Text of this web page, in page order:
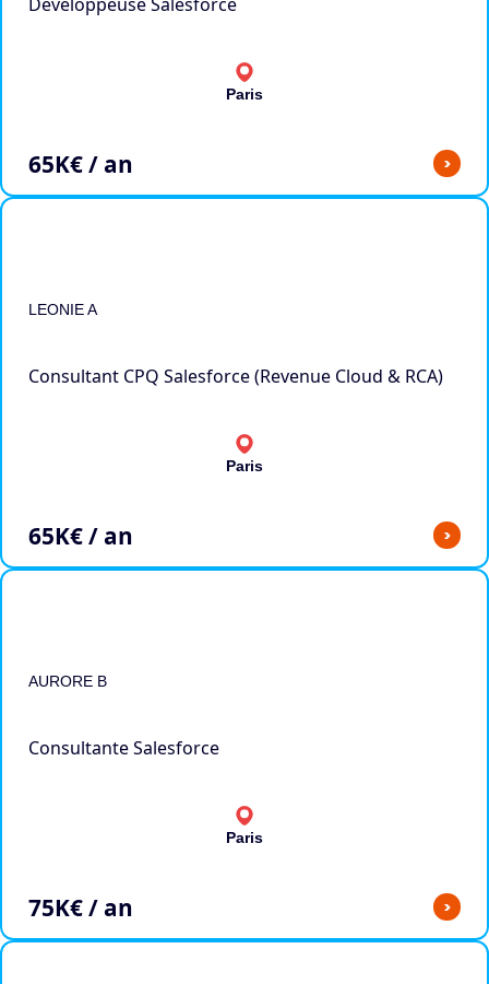
Paris
65K€ / an >
LEONIE A
Consultant CPQ Salesforce (Revenue Cloud & RCA)
Paris
65K€ / an >
AURORE B
Consultante Salesforce
Paris
75K€ / an >